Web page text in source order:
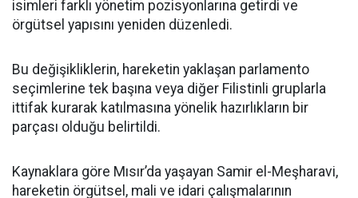
isimleri farklı yönetim pozisyonlarına getirdi ve
örgütsel yapısını yeniden düzenledi.
Bu değişikliklerin, hareketin yaklaşan parlamento
seçimlerine tek başına veya diğer Filistinli gruplarla
ittifak kurarak katılmasına yönelik hazırlıkların bir
parçası olduğu belirtildi.
Kaynaklara göre Mısır’da yaşayan Samir el-Meşharavi,
hareketin örgütsel, mali ve idari çalışmalarının